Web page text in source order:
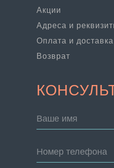
Адреса и
Ваше имя
Номер телефона
Оплата и доставка
Возврат
Акции